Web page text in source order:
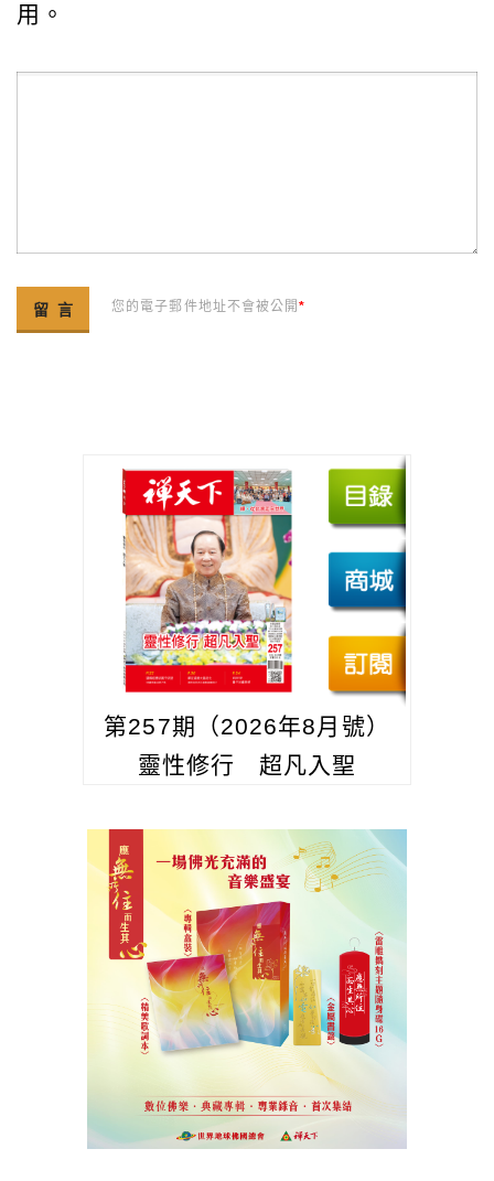
用。
您的電子郵件地址不會被公開*
第257期（2026年8月號）
靈性修行 超凡入聖